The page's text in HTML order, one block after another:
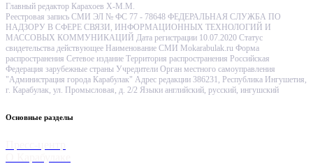
Главный редактор Карахоев Х-М.М.
Реестровая запись СМИ ЭЛ № ФС 77 - 78648 ФЕДЕРАЛЬНАЯ СЛУЖБА ПО
НАДЗОРУ В СФЕРЕ СВЯЗИ, ИНФОРМАЦИОННЫХ ТЕХНОЛОГИЙ И
МАССОВЫХ КОММУНИКАЦИЙ Дата регистрации 10.07.2020 Статус
свидетельства действующее Наименование СМИ Mokarabulak.ru Форма
распространения Сетевое издание Территория распространения Российская
Федерация зарубежные страны Учредители Орган местного самоуправления
"Администрация города Карабулак" Адрес редакции 386231, Республика Ингушетия,
г. Карабулак, ул. Промысловая, д. 2/2 Языки английский, русский, ингушский
Основные разделы